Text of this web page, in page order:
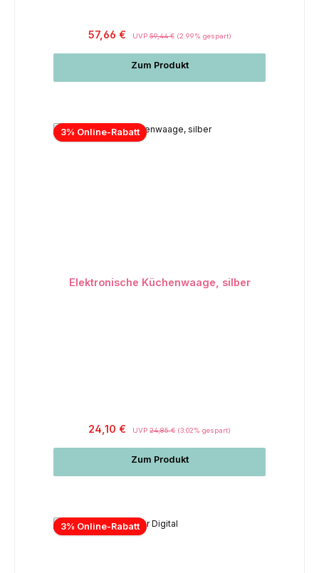
57,66 € UVP59,44 € (2.99% gespart)
Zum Produkt
3% Online-Rabatt
Elektronische Küchenwaage, silber
24,10 € UVP 24,85 € (3.02% gespart)
Zum Produkt
3% Online-Rabatt